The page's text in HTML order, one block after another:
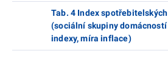
Tab. 4 Index
(sociální skupiny
indexy, míra inflace)